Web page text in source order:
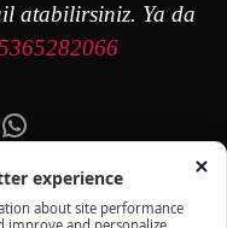
atabilirsiniz. Ya da
https://wa.me/